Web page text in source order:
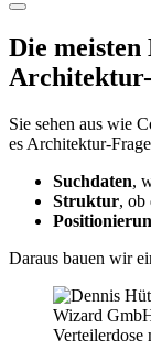
Die
Sie sehen aus wie
es Architektur-
Suchdaten,
Struktur, ob
Daraus bauen wir